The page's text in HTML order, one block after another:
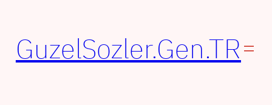
GuzelSozler.Gen.TR